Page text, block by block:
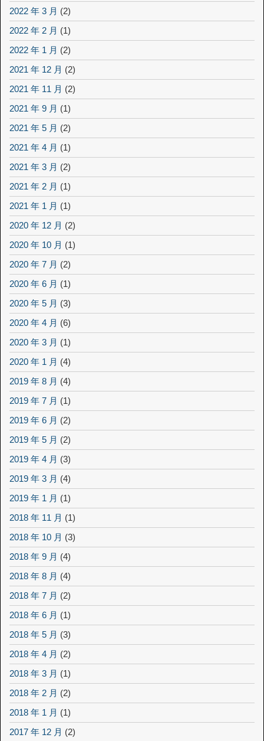
2022 年 3 月 (2)
2022 年 2 月 (1)
2022 年 1 月 (2)
2021 年 12 月 (2)
2021 年 11 月 (2)
2021 年 9 月 (1)
2021 年 5 月 (2)
2021 年 4 月 (1)
2021 年 3 月 (2)
2021 年 2 月 (1)
2021 年 1 月 (1)
2020 年 12 月 (2)
2020 年 10 月 (1)
2020 年 7 月 (2)
2020 年 6 月 (1)
2020 年 5 月 (3)
2020 年 4 月 (6)
2020 年 3 月 (1)
2020 年 1 月 (4)
2019 年 8 月 (4)
2019 年 7 月 (1)
2019 年 6 月 (2)
2019 年 5 月 (2)
2019 年 4 月 (3)
2019 年 3 月 (4)
2019 年 1 月 (1)
2018 年 11 月 (1)
2018 年 10 月 (3)
2018 年 9 月 (4)
2018 年 8 月 (4)
2018 年 7 月 (2)
2018 年 6 月 (1)
2018 年 5 月 (3)
2018 年 4 月 (2)
2018 年 3 月 (1)
2018 年 2 月 (2)
2018 年 1 月 (1)
2017 年 12 月 (2)